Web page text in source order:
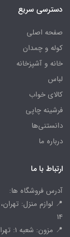
دسترسی سریع
صفحه اصلی
کوله و چمدان
خانه و آشپزخانه
لباس
کالای خواب
فرشینه چاپی
دانستنی‌ها
درباره ما
ارتباط با ما
آدرس فروشگاه ها:
📍 لوازم منزل:
14
📍